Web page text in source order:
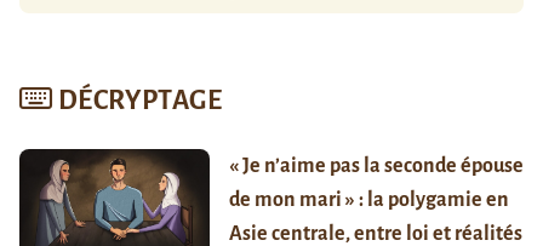
DÉCRYPTAGE
« Je n’aime pas la seconde épouse
de mon mari » : la polygamie en
Asie centrale, entre loi et réalités